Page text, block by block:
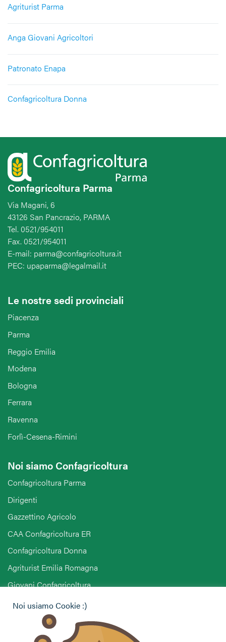
Agriturist Parma
Anga Giovani Agricoltori
Patronato Enapa
Confagricoltura Donna
Confagricoltura Parma
Via Magani, 6
43126 San Pancrazio, PARMA
Tel. 0521/954011
Fax. 0521/954011
E-mail: parma@confagricoltura.it
PEC: upaparma@legalmail.it
Le nostre sedi provinciali
Piacenza
Parma
Reggio Emilia
Modena
Bologna
Ferrara
Ravenna
Forlì-Cesena-Rimini
Noi siamo Confagricoltura
Confagricoltura Parma
Dirigenti
Gazzettino Agricolo
CAA Confagricoltura ER
Confagricoltura Donna
Agriturist Emilia Romagna
Giovani Confagricoltura
Pensionati Confagricoltura
Hai bisogno di informazioni?
Noi usiamo Cookie :)